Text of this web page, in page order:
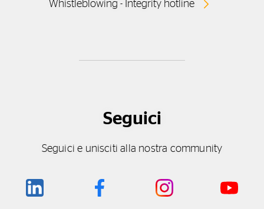
Whistleblowing - Integrity hotline
Seguici
Seguici e unisciti alla nostra community